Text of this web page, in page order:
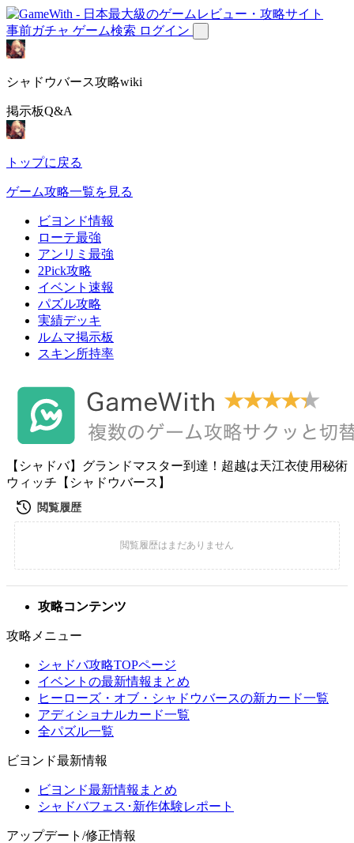
事前ガチャ ゲーム検索 ログイン
シャドウバース攻略wiki
掲示板Q&A
トップに戻る
ゲーム攻略一覧を見る
ビヨンド情報
ローテ最強
アンリミ最強
2Pick攻略
イベント速報
パズル攻略
実績デッキ
ルムマ掲示板
スキン所持率
【シャドバ】グランドマスター到達！超越は天江衣使用秘術
ウィッチ【シャドウバース】
攻略コンテンツ
攻略メニュー
シャドバ攻略TOPページ
イベントの最新情報まとめ
ヒーローズ・オブ・シャドウバースの新カード一覧
アディショナルカード一覧
全パズル一覧
ビヨンド最新情報
ビヨンド最新情報まとめ
シャドバフェス･新作体験レポート
アップデート/修正情報